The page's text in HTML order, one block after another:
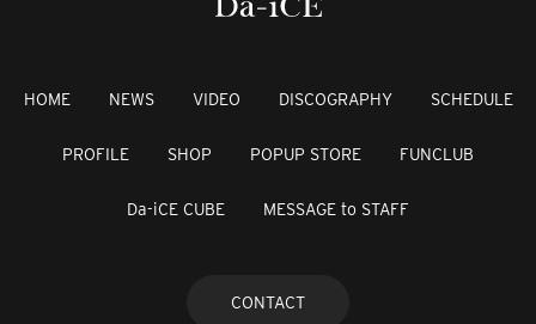
HOME NEWS VIDEO DISCOGRAPHY SCHEDULE
PROFILE SHOP POPUP STORE FUNCLUB
Da-iCE CUBE MESSAGE to STAFF
CONTACT